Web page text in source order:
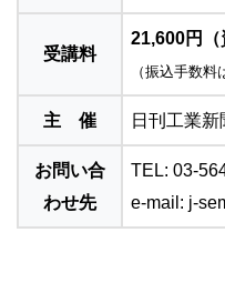
受講料
21,600円（
（振込手数料
主 催 日刊工業新
お問い合
わせ先
TEL: 03-
e-mail: j-